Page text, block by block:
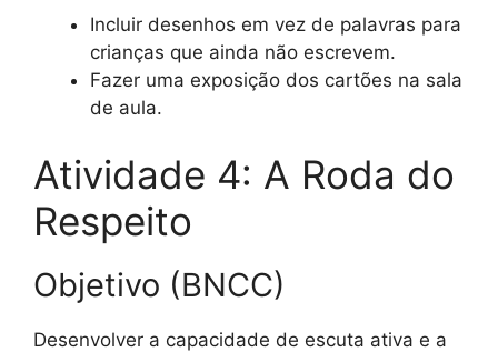
Incluir desenhos em vez de palavras para
crianças que ainda não escrevem.
Fazer uma exposição dos cartões na sala
de aula.
Atividade 4: A Roda do
Respeito
Objetivo (BNCC)
Desenvolver a capacidade de escuta ativa e a